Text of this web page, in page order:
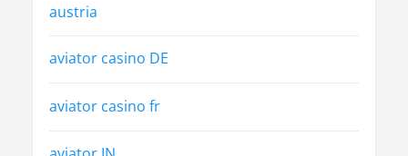
austria
aviator casino DE
aviator casino fr